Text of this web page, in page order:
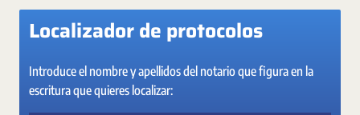
Localizador de protocolos
Introduce el nombre y apellidos del notario que figura en la
escritura que quieres localizar: